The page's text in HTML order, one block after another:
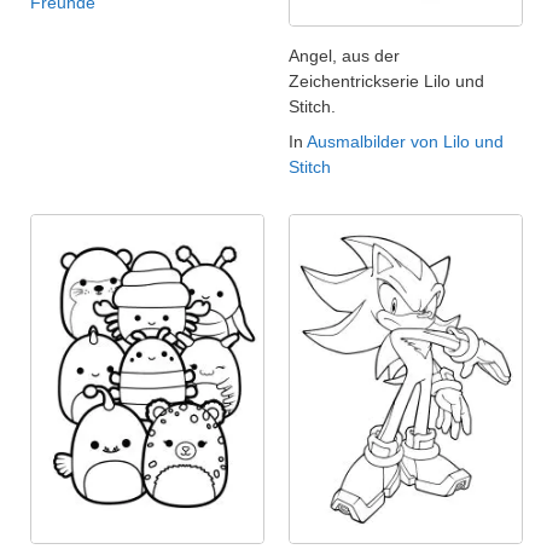
Angel, aus der
Zeichentrickserie Lilo und
Stitch.
In Ausmalbilder von Lilo und
Stitch